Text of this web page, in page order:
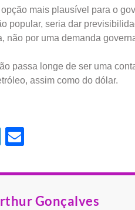
mais plausível para o
popular, seria dar
não por uma demanda
passa longe de ser uma
assim como do dólar.
Gonçalves